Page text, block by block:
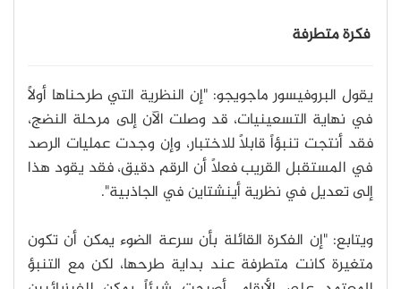
فكرة متطرفة
يقول البروفيسور ماجويجو: "إن النظرية التي طرحناها أولاً
في نهاية التسعينيات، قد وصلت الآن إلى مرحلة النضج،
فقد أنتجت تنبؤاً قابلاً للاختبار، وإن وجدت عمليات الرصد
في المستقبل القريب فعلاً أن الرقم دقيق، فقد يقود هذا
إلى تعديل في نظرية أينشتاين في الجاذبية".
ويتابع: "إن الفكرة القائلة بأن سرعة الضوء يمكن أن تكون
متغيرة كانت متطرفة عند بداية طرحها، لكن مع التنبؤ